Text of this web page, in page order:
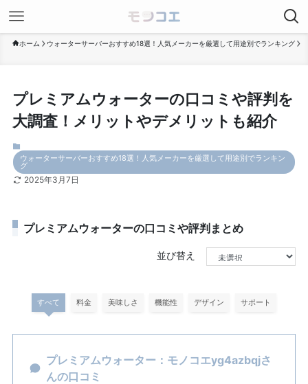
ホーム ウォーターサーバーおすすめ18選！人気メーカーを厳選して用途別でランキング
プレミアムウォーターの口コミや評判を
大調査！メリットやデメリットも紹介
ウォーターサーバーおすすめ18選！人気メーカーを厳選して用途別でランキン
グ
2025年3月7日
プレミアムウォーターの口コミや評判まとめ
並び替え
すべて 料金 美味しさ 機能性 デザイン サポート
プレミアムウォーター：モノコエyg4azbqjさ
んの口コミ